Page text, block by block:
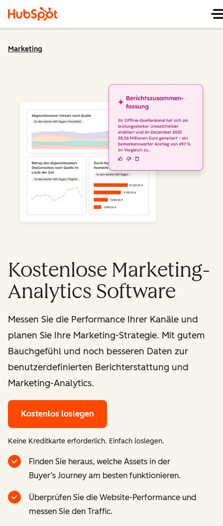
Marketing
Kostenlose Marketing-
Analytics Software
Messen Sie die Performance Ihrer Kanäle und
planen Sie Ihre Marketing-Strategie. Mit gutem
Bauchgefühl und noch besseren Daten zur
benutzerdefinierten Berichterstattung und
Marketing-Analytics.
Kostenlos loslegen
Keine Kreditkarte erforderlich. Einfach loslegen.
Finden Sie heraus, welche Assets in der
Buyer’s Journey am besten funktionieren.
Überprüfen Sie die Website-Performance und
messen Sie den Traffic.